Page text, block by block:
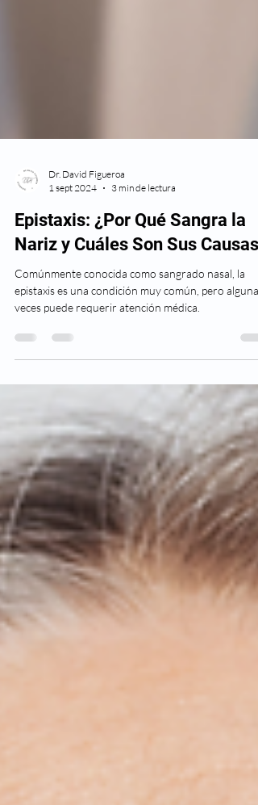
1 sept 2024
3 min de lectura
Epistaxis: ¿Por Qué Sangra la
Nariz y Cuáles Son Sus Causas?
Comúnmente conocida como sangrado nasal, la
epistaxis es una condición muy común, pero algunas
veces puede requerir atención médica.